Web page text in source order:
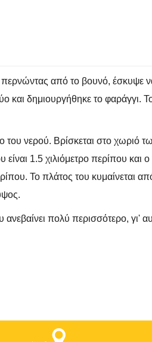
από το βουνό, έσκυψε
και δημιουργήθηκε το φαράγγι.
του νερού. Βρίσκεται στο χωριό
1.5 χιλιόμετρο περίπου και
Το πλάτος του κυμαίνεται
πολύ περισσότερο, γι'